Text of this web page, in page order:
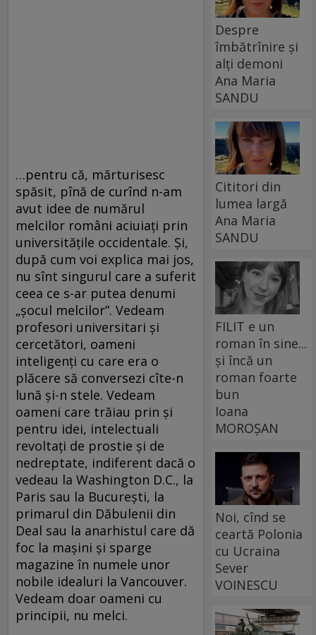
…pentru că, mărturisesc
spăsit, pînă de curînd n-am
avut idee de numărul
melcilor români aciuiați prin
universitățile occidentale. Și,
după cum voi explica mai jos,
nu sînt singurul care a suferit
ceea ce s-ar putea denumi
„șocul melcilor”. Vedeam
profesori universitari și
cercetători, oameni
inteligenți cu care era o
plăcere să conversezi cîte-n
lună și-n stele. Vedeam
oameni care trăiau prin și
pentru idei, intelectuali
revoltați de prostie și de
nedreptate, indiferent dacă o
vedeau la Washington D.C., la
Paris sau la București, la
primarul din Dăbulenii din
Deal sau la anarhistul care dă
foc la mașini și sparge
magazine în numele unor
nobile idealuri la Vancouver.
Vedeam doar oameni cu
principii, nu melci.
Despre
îmbătrînire și
alți demoni
Ana Maria
SANDU
Cititori din
lumea largă
Ana Maria
SANDU
FILIT e un
roman în sine...
și încă un
roman foarte
bun
Ioana
MOROȘAN
Noi, cînd se
ceartă Polonia
cu Ucraina
Sever
VOINESCU